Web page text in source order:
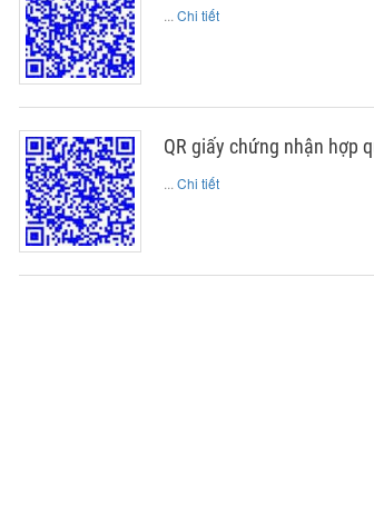
... Chi tiết
QR giấy chứng nhận hợp
... Chi tiết